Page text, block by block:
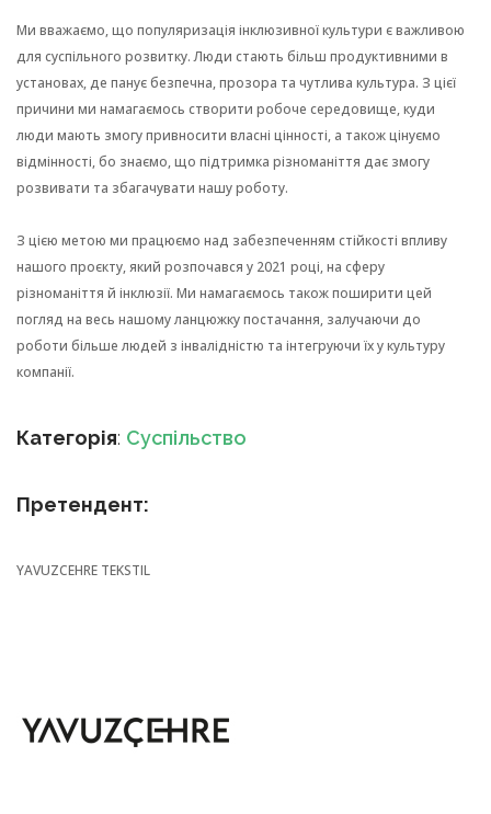
Ми вважаємо, що популяризація інклюзивної культури є важливою
для суспільного розвитку. Люди стають більш продуктивними в
установах, де панує безпечна, прозора та чутлива культура. З цієї
причини ми намагаємось створити робоче середовище, куди
люди мають змогу привносити власні цінності, а також цінуємо
відмінності, бо знаємо, що підтримка різноманіття дає змогу
розвивати та збагачувати нашу роботу.
З цією метою ми працюємо над забезпеченням стійкості впливу
нашого проєкту, який розпочався у 2021 році, на сферу
різноманіття й інклюзії. Ми намагаємось також поширити цей
погляд на весь нашому ланцюжку постачання, залучаючи до
роботи більше людей з інвалідністю та інтегруючи їх у культуру
компанії.
Категорія: Суспільство
Претендент:
YAVUZCEHRE TEKSTIL